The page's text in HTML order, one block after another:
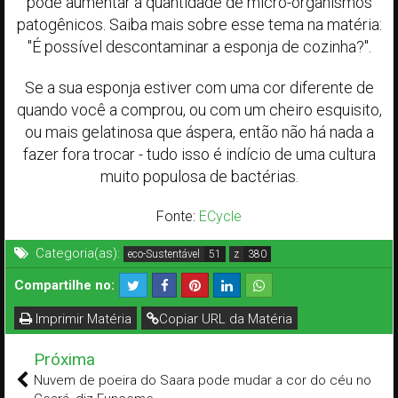
patogênicos. Saiba mais sobre esse tema na matéria:
"É possível descontaminar a esponja de cozinha?".
Se a sua esponja estiver com uma cor diferente de
quando você a comprou, ou com um cheiro esquisito,
ou mais gelatinosa que áspera, então não há nada a
fazer fora trocar - tudo isso é indício de uma cultura
muito populosa de bactérias.
Fonte: ECycle
Categoria(as): eco-Sustentável z
Compartilhe no:
Copiar URL da Matéria
Imprimir Matéria
Próxima
Nuvem de poeira do Saara pode mudar a cor do céu no